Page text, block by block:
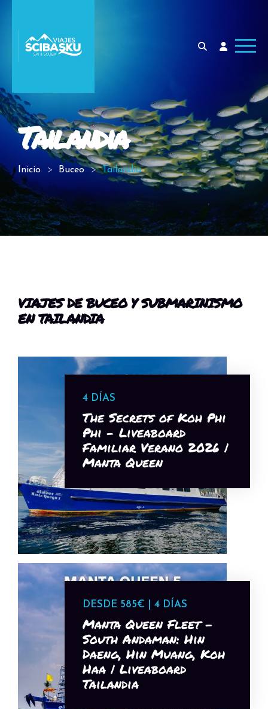
Tailandia
Inicio Buceo Tailandia
VIAJES DE BUCEO Y SUBMARINISMO
EN TAILANDIA
4 DÍAS
The Secrets of Koh Phi
Phi - Liveaboard
Familiar Verano 2026 |
Manta Queen
DESDE 585€ | 4 DÍAS
Manta Queen Fleet -
South Andaman: Hin
Daeng, Hin Muang, Koh
Haa | Liveaboard
Tailandia